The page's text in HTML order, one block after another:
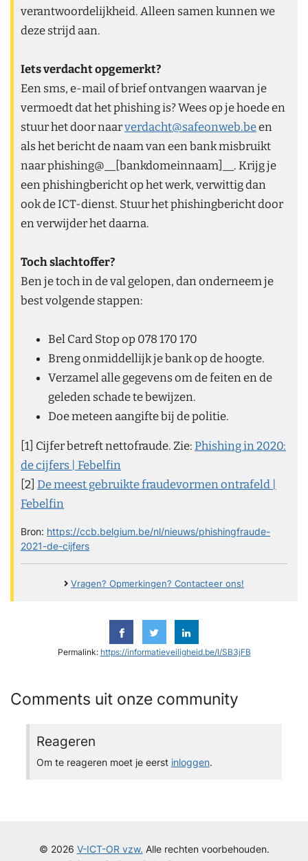
verantwoordelijkheid. Alleen samen kunnen we
deze strijd aan.
Iets verdacht opgemerkt?
Een sms, e-mail of brief ontvangen waarvan je
vermoedt dat het phishing is? Wees op je hoede en
stuur het door naarverdacht@safeonweb.been
als het bericht de naam van een bank misbruikt
naar phishing@__[bankdomeinnaam]__. Krijg je
een phishingbericht op het werk, verwittig dan
ook de ICT-dienst. Stuur het phishingbericht door
en verwijder het daarna.
Toch slachtoffer?
Ben je toch in de val gelopen, dan onderneem je
best volgende stappen:
Bel Card Stop op 078 170 170
Breng onmiddellijk je bank op de hoogte.
Verzamel alle gegevens om de feiten en de
geleden schade te bewijzen.
Doe meteen aangifte bij de politie.
[1] Cijfer betreft nettofraude. Zie: Phishing in 2020:
de cijfers | Febelfin
[2] De meest gebruikte fraudevormen ontrafeld |
Febelfin
Bron: https://ccb.belgium.be/nl/nieuws/phishingfraude-
2021-de-cijfers
Vragen? Opmerkingen? Contacteer ons!
Permalink: https://informatieveiligheid.be/l/SB3jFB
Comments uit onze community
Reageren
Om te reageren moet je eerst inloggen.
© 2026 V-ICT-OR vzw. Alle rechten voorbehouden.